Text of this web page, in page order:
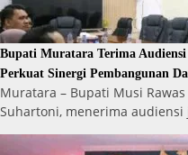
Bupati Muratara Terima
Perkuat Sinergi Pembangunan
Muratara – Bupati Musi
Suhartoni, menerima audiensi